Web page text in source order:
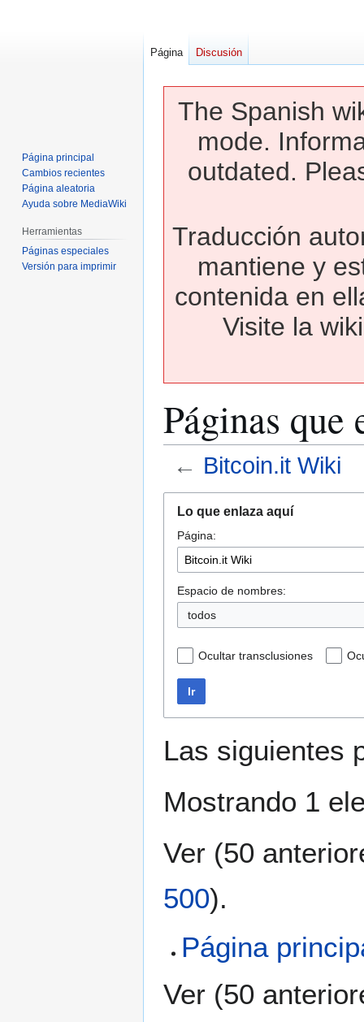
The Spanish
mode.
outdated.
Traducción
mantiene y
contenida en
Visite la
Páginas
← Bitcoin.it Wiki
navegación
búsqueda
Lo que enlaza aquí
Página:
Espacio de nombres:
todos
Ocultar transclusiones
Ir
Las siguientes
Mostrando 1
Ver (50
500).
Página
Ver (50
Página Discusión
Página principal
Cambios recientes
Página aleatoria
Ayuda sobre MediaWiki
Herramientas
Páginas especiales
Versión para imprimir